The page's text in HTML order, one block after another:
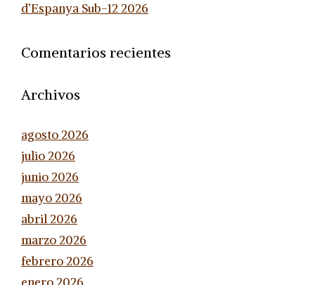
d’Espanya Sub-12 2026
Comentarios recientes
Archivos
agosto 2026
julio 2026
junio 2026
mayo 2026
abril 2026
marzo 2026
febrero 2026